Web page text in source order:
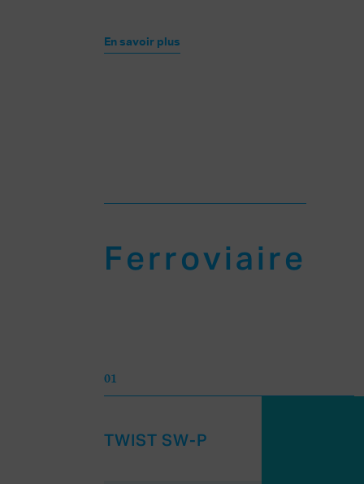
En savoir plus
Ferroviaire
01
TWIST SW-P